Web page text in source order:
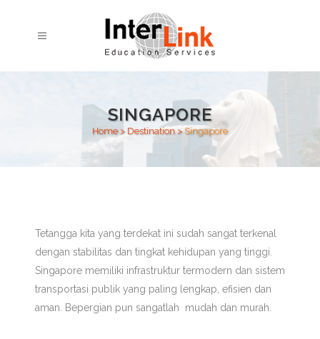
SINGAPORE
Home> Destination>Singapore
Tetangga kita yang terdekat ini sudah sangat terkenal
dengan stabilitas dan tingkat kehidupan yang tinggi.
Singapore memiliki infrastruktur termodern dan sistem
transportasi publik yang paling lengkap, efisien dan
aman. Bepergian pun sangatlah mudah dan murah.